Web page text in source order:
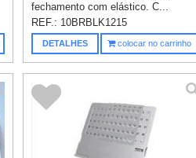
fechamento com elástico. C...
REF.: 10BRBLK1215
DETALHES colocar no carrinho